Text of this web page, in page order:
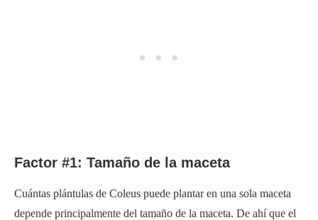
Factor #1: Tamaño de la maceta
Cuántas plántulas de Coleus puede plantar en una sola maceta
depende principalmente del tamaño de la maceta. De ahí que el